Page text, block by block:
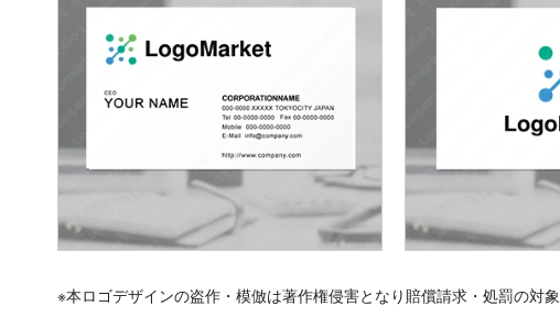
※本ロゴデザインの盗作・模倣は著作権侵害となり賠償請求・処罰の対象